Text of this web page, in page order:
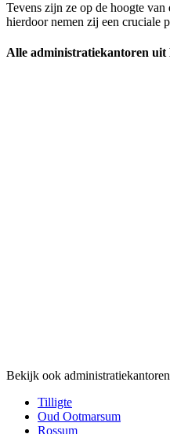
Tevens zijn ze op de hoogte
hierdoor nemen zij een cruciale
Alle administratiekantoren uit
Bekijk ook
Tilligte
Oud Ootmarsum
Rossum